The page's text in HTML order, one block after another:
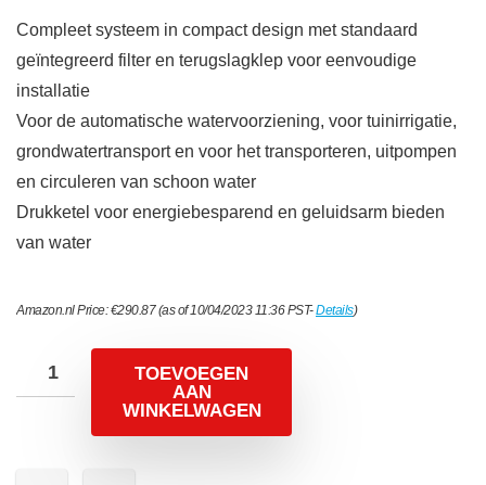
Compleet systeem in compact design met standaard
geïntegreerd filter en terugslagklep voor eenvoudige
installatie
Voor de automatische watervoorziening, voor tuinirrigatie,
grondwatertransport en voor het transporteren, uitpompen
en circuleren van schoon water
Drukketel voor energiebesparend en geluidsarm bieden
van water
Amazon.nl Price:€290.87(as of 10/04/2023 11:36 PST-Details)
TOEVOEGEN
AAN
WINKELWAGEN